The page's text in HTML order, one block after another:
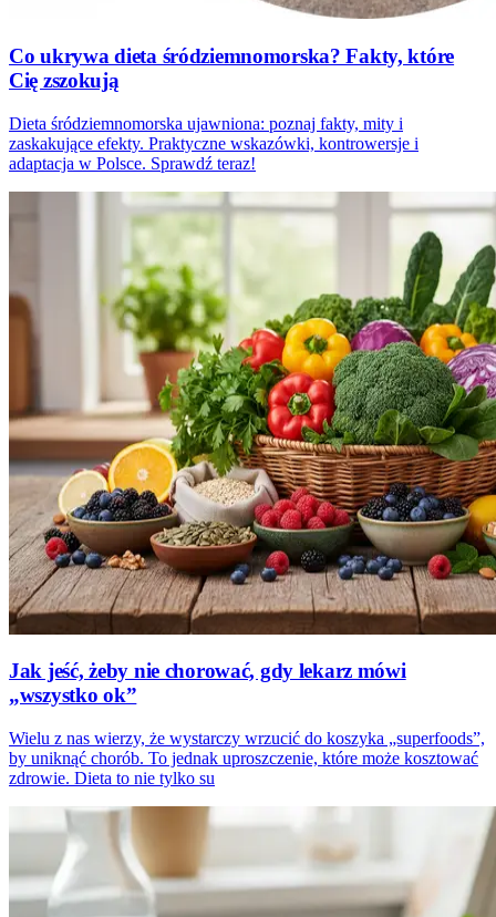
Co ukrywa dieta śródziemnomorska? Fakty, które
Cię zszokują
Dieta śródziemnomorska ujawniona: poznaj fakty, mity i
zaskakujące efekty. Praktyczne wskazówki, kontrowersje i
adaptacja w Polsce. Sprawdź teraz!
Jak jeść, żeby nie chorować, gdy lekarz mówi
„wszystko ok”
Wielu z nas wierzy, że wystarczy wrzucić do koszyka „superfoods”,
by uniknąć chorób. To jednak uproszczenie, które może kosztować
zdrowie. Dieta to nie tylko su